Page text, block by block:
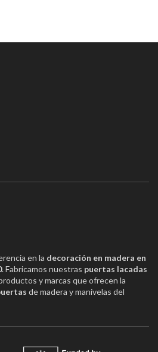
en la decoración en madera en
. Fabricamos nuestras puertas lacadas
y marcas que ofrecen la
de madera y manivelas del